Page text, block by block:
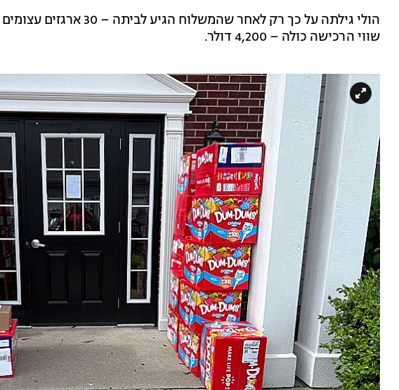
שווי הרכישה כולה – 4,200 דולר.